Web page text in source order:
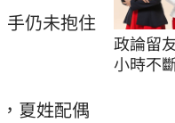
手仍未抱住
夏姓配偶
政論留
小時不